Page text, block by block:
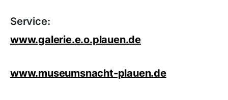
Service:
www.galerie.e.o.plauen.de
www.museumsnacht-plauen.de